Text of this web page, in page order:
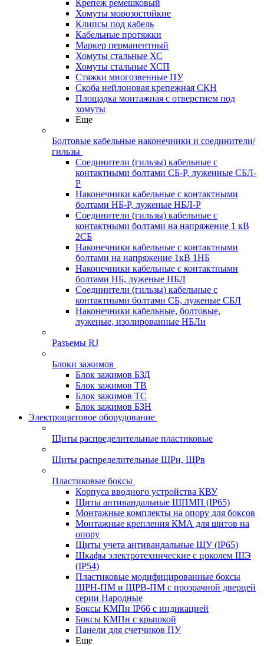
Крепеж ремешковый
Хомуты морозостойкие
Клипсы под кабель
Кабельные протяжки
Маркер перманентный
Хомуты стальные ХС
Хомуты стальные ХСП
Стяжки многозвенные ПУ
Скоба нейлоновая крепежная СКН
Площадка монтажная с отверстием под
хомуты
Еще
Болтовые кабельные наконечники и соединители/
гильзы
Соединители (гильзы) кабельные с
контактными болтами СБ-Р, луженные СБЛ-
Р
Наконечники кабельные с контактными
болтами НБ-Р, луженые НБЛ-Р
Соединители (гильзы) кабельные с
контактными болтами на напряжение 1 кВ
2СБ
Наконечники кабельные с контактными
болтами на напряжение 1кВ 1НБ
Наконечники кабельные с контактными
болтами НБ, луженые НБЛ
Соединители (гильзы) кабельные с
контактными болтами СБ, луженые СБЛ
Наконечники кабельные, болтовые,
луженые, изолированные НБЛи
Разъемы RJ
Блоки зажимов
Блок зажимов БЗД
Блок зажимов ТВ
Блок зажимов ТС
Блок зажимов БЗН
Электрощитовое оборудование
Щиты распределительные пластиковые
Щиты распределительные ЩРн, ЩРв
Пластиковые боксы
Корпуса вводного устройства КВУ
Щиты антивандальные ЩПМП (IP65)
Монтажные комплекты на опору для боксов
Монтажные крепления КМА для щитов на
опору
Щиты учета антивандальные ЩУ (IP65)
Шкафы электротехнические с цоколем ШЭ
(IP54)
Пластиковые модифицированные боксы
ЩРН-ПМ и ЩРВ-ПМ с прозрачной дверцей
серии Народные
Боксы КМПн IP66 с индикацией
Боксы КМПн с крышкой
Панели для счетчиков ПУ
Еще